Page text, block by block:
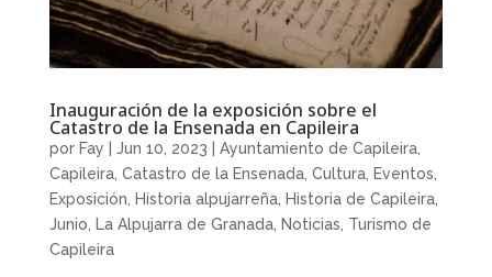
Inauguración de la exposición sobre el
Catastro de la Ensenada en Capileira
por Fay Jun 10, 2023 Ayuntamiento de Capileira,
Capileira, Catastro de la Ensenada, Cultura, Eventos
Exposición
Historia alpujarreña, Historia de Capileira,
Junio
La Alpujarra de Granada, Noticias Turismo de
Capileira